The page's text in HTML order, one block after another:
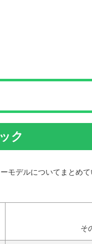
ク
モデルについてまとめ
そ